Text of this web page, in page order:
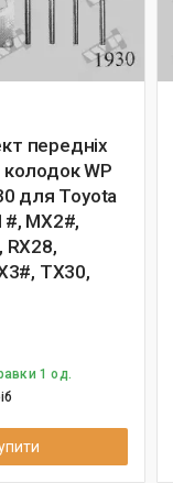
передніх
колодок WP
для Toyota
MX2#,
RX28,
TX30,
1 од.